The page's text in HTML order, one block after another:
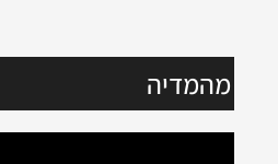
מהמדיה